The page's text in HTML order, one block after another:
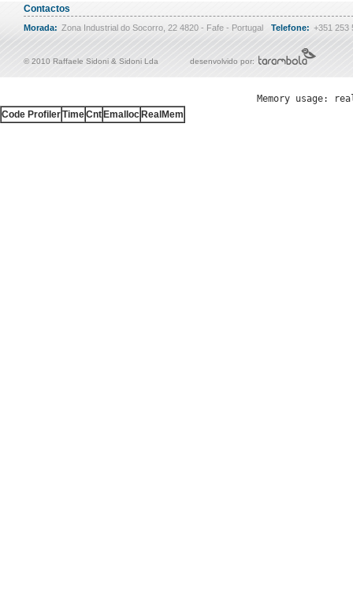
Contactos
Morada: Zona Industrial do Socorro, 22 4820 - Fafe - Portugal Telefone: +351 253
© 2010 Raffaele Sidoni & Sidoni Lda desenvolvido por:
Memory usage:
Code ProfilerTimeCnt Emalloc RealMem